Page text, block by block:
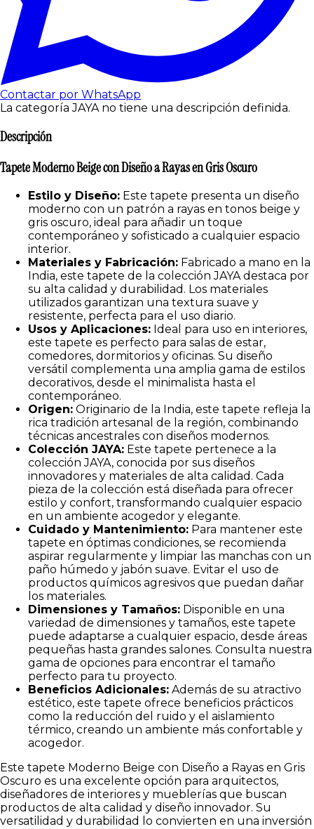
Contactar por WhatsApp
La categoría JAYA no tiene una descripción definida.
Descripción
Tapete Moderno Beige con Diseño a Rayas en Gris Oscuro
Estilo y Diseño: Este tapete presenta un diseño
moderno con un patrón a rayas en tonos beige y
gris oscuro, ideal para añadir un toque
contemporáneo y sofisticado a cualquier espacio
interior.
Materiales y Fabricación: Fabricado a mano en la
India, este tapete de la colección JAYA destaca por
su alta calidad y durabilidad. Los materiales
utilizados garantizan una textura suave y
resistente, perfecta para el uso diario.
Usos y Aplicaciones: Ideal para uso en interiores,
este tapete es perfecto para salas de estar,
comedores, dormitorios y oficinas. Su diseño
versátil complementa una amplia gama de estilos
decorativos, desde el minimalista hasta el
contemporáneo.
Origen: Originario de la India, este tapete refleja la
rica tradición artesanal de la región, combinando
técnicas ancestrales con diseños modernos.
Colección JAYA: Este tapete pertenece a la
colección JAYA, conocida por sus diseños
innovadores y materiales de alta calidad. Cada
pieza de la colección está diseñada para ofrecer
estilo y confort, transformando cualquier espacio
en un ambiente acogedor y elegante.
Cuidado y Mantenimiento: Para mantener este
tapete en óptimas condiciones, se recomienda
aspirar regularmente y limpiar las manchas con un
paño húmedo y jabón suave. Evitar el uso de
productos químicos agresivos que puedan dañar
los materiales.
Dimensiones y Tamaños: Disponible en una
variedad de dimensiones y tamaños, este tapete
puede adaptarse a cualquier espacio, desde áreas
pequeñas hasta grandes salones. Consulta nuestra
gama de opciones para encontrar el tamaño
perfecto para tu proyecto.
Beneficios Adicionales: Además de su atractivo
estético, este tapete ofrece beneficios prácticos
como la reducción del ruido y el aislamiento
térmico, creando un ambiente más confortable y
acogedor.
Este tapete Moderno Beige con Diseño a Rayas en Gris
Oscuro es una excelente opción para arquitectos,
diseñadores de interiores y mueblerías que buscan
productos de alta calidad y diseño innovador. Su
versatilidad y durabilidad lo convierten en una inversión